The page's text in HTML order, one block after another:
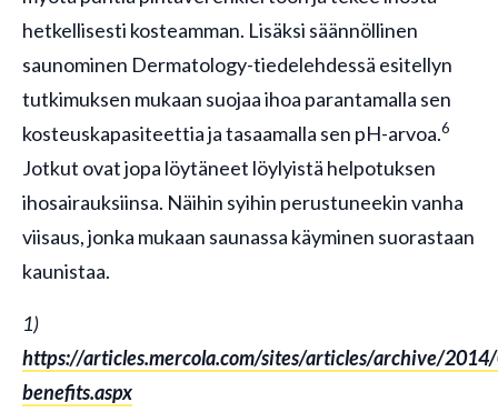
hetkellisesti kosteamman. Lisäksi säännöllinen
saunominen Dermatology-tiedelehdessä esitellyn
tutkimuksen mukaan suojaa ihoa parantamalla sen
kosteuskapasiteettia ja tasaamalla sen pH-arvoa.6
Jotkut ovat jopa löytäneet löylyistä helpotuksen
ihosairauksiinsa. Näihin syihin perustuneekin vanha
viisaus, jonka mukaan saunassa käyminen suorastaan
kaunistaa.
1)
https://articles.mercola.com/sites/articles/archive/
benefits.aspx